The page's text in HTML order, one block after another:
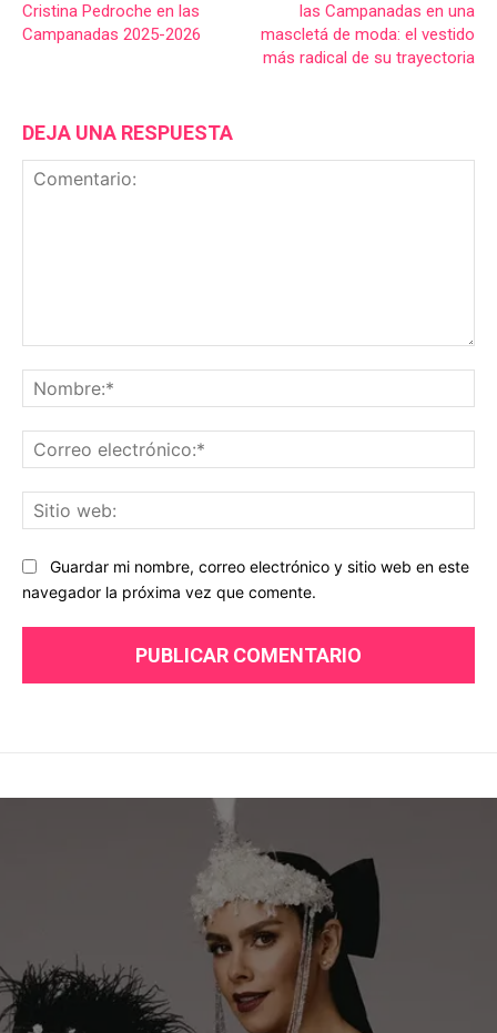
Cristina Pedroche en las
Campanadas 2025-2026
las Campanadas en una
mascletá de moda: el vestido
más radical de su trayectoria
DEJA UNA RESPUESTA
Guardar mi nombre, correo electrónico y sitio web en este
navegador la próxima vez que comente.